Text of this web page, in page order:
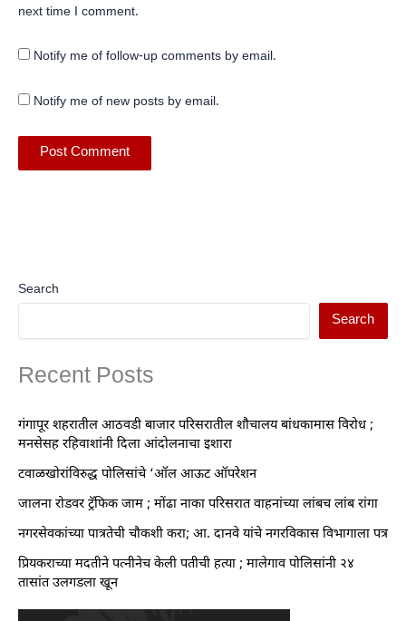
next time I comment.
Notify me of follow-up comments by email.
Notify me of new posts by email.
Search
Search
Recent Posts
गंगापूर शहरातील आठवडी बाजार परिसरातील शौचालय बांधकामास विरोध ;
मनसेसह रहिवाशांनी दिला आंदोलनाचा इशारा
टवाळखोरांविरुद्ध पोलिसांचे ‘ऑल आऊट ऑपरेशन
जालना रोडवर ट्रॅफिक जाम ; मोंढा नाका परिसरात वाहनांच्या लांबच लांब रांगा
नगरसेवकांच्या पात्रतेची चौकशी करा; आ. दानवे यांचे नगरविकास विभागाला पत्र
प्रियकराच्या मदतीने पत्नीनेच केली पतीची हत्या ; मालेगाव पोलिसांनी २४
तासांत उलगडला खून